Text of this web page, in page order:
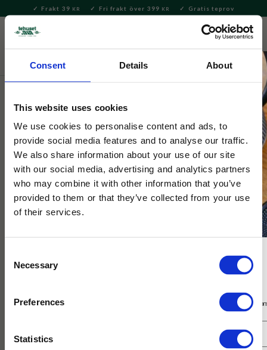
Consent Details About
This website uses cookies
We use cookies to personalise content and ads, to
provide social media features and to analyse our traffic.
We also share information about your use of our site
with our social media, advertising and analytics partners
who may combine it with other information that you’ve
provided to them or that they’ve collected from your use
of their services.
Selection
Necessary
Preferences
Statistics
Meny
Frakt 39 KR Fri frakt över 399 KR Gratis teprov
Servering & Dukning
Mumin
Mumin Emaljmugg 2,5 dl Vänner
Söt emaljmugg som symboliserar den vackra vänskapen mellan
Snorkfröken, Lilla My, Mumin och Stinky som njuter av en dag
med skoj och lek i trädgården.
Få 10% rabatt på ditt första köp på nätet och ta del av erbjudanden året